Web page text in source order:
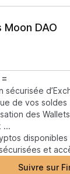
Moon DAO
=
sécurisée
de vos soldes
des
...
disponibles
et
Suivre sur